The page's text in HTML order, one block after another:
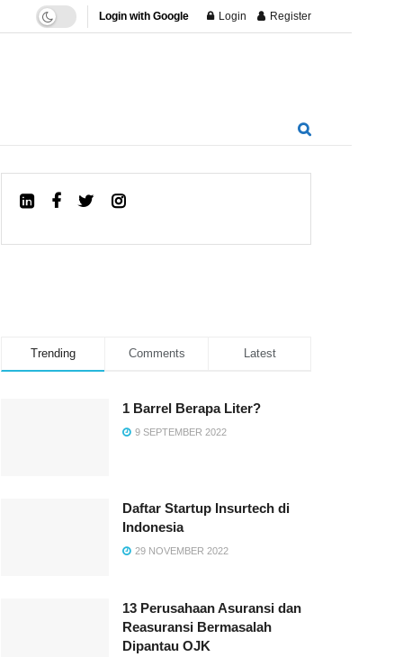
Login with Google Login Register
Trending Comments Latest
1 Barrel Berapa Liter?
9 SEPTEMBER 2022
Daftar Startup Insurtech di
Indonesia
29 NOVEMBER 2022
13 Perusahaan Asuransi dan
Reasuransi Bermasalah
Dipantau OJK